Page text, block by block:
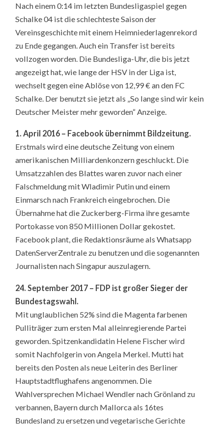
Nach einem 0:14 im letzten Bundesligaspiel gegen
Schalke 04 ist die schlechteste Saison der
Vereinsgeschichte mit einem Heimniederlagenrekord
zu Ende gegangen. Auch ein Transfer ist bereits
vollzogen worden. Die Bundesliga-Uhr, die bis jetzt
angezeigt hat, wie lange der HSV in der Liga ist,
wechselt gegen eine Ablöse von 12,99 € an den FC
Schalke. Der benutzt sie jetzt als „So lange sind wir kein
Deutscher Meister mehr geworden“ Anzeige.
1. April 2016 – Facebook übernimmt Bildzeitung.
Erstmals wird eine deutsche Zeitung von einem
amerikanischen Milliardenkonzern geschluckt. Die
Umsatzzahlen des Blattes waren zuvor nach einer
Falschmeldung mit Wladimir Putin und einem
Einmarsch nach Frankreich eingebrochen. Die
Übernahme hat die Zuckerberg-Firma ihre gesamte
Portokasse von 850 Millionen Dollar gekostet.
Facebook plant, die Redaktionsräume als Whatsapp
DatenServerZentrale zu benutzen und die sogenannten
Journalisten nach Singapur auszulagern.
24. September 2017 – FDP ist großer Sieger der
Bundestagswahl.
Mit unglaublichen 52% sind die Magenta farbenen
Pulliträger zum ersten Mal alleinregierende Partei
geworden. Spitzenkandidatin Helene Fischer wird
somit Nachfolgerin von Angela Merkel. Mutti hat
bereits den Posten als neue Leiterin des Berliner
Hauptstadtflughafens angenommen. Die
Wahlversprechen Michael Wendler nach Grönland zu
verbannen, Bayern durch Mallorca als 16tes
Bundesland zu ersetzen und vegetarische Gerichte